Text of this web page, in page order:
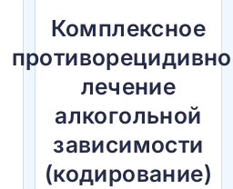
Комплексное
лечение
алкогольной
зависимости
(кодирование)